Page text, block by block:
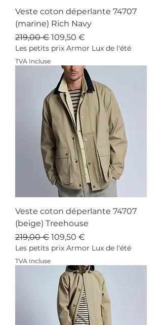
Veste coton déperlante 74707
(marine) Rich Navy
Prix original
219,00 € Prix promotionnel
109,50 €
Les petits prix Armor Lux de l'été
TVA Incluse
Veste coton déperlante 74707
(beige) Treehouse
Prix original
219,00 € Prix promotionnel
109,50 €
Les petits prix Armor Lux de l'été
TVA Incluse